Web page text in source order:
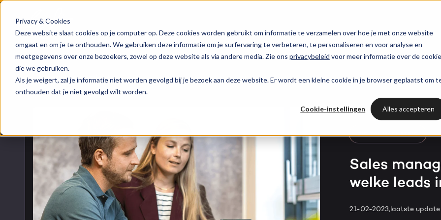
Privacy & Cookies
Deze website slaat cookies op je computer op. Deze cookies worden gebruikt om informatie te verzamelen over hoe je met onze website
omgaat en om je te onthouden. We gebruiken deze informatie om je surfervaring te verbeteren, te personaliseren en voor analyse en
meetgegevens over onze bezoekers, zowel op deze website als via andere media. Zie ons privacybeleid voor meer informatie over de
die we gebruiken.
Als je weigert, zal je informatie niet worden gevolgd bij je bezoek aan deze website. Er wordt een kleine cookie in je browser geplaatst om
onthouden dat je niet gevolgd wilt worden.
Cookie-instellingen Alles accepteren
HubSpot implementatie
HubSpot automations
HubSpot integraties
HubSpot maatwerk
Groeistrategie
Digital marketing
AI services
HubSpot websites
Modules & templates
Growth-driven design
Over ons
Team
Contact
HubSpot partner
Awards
Gratis
Blog
Events & webinars HUBSPOT NIEUWSBRIEF
Op de hoogte
HubSpot nieuws?
Schrijf je nu in!
HubSpot integraties
HubSpot trainingen
Branches
WELKOM BIJ BRIGHT
Inspiratie
LAAT JE INSPIREREN
HubSpot
Could not loads
Naar blogoverzicht
DIGITAL MARKETING
Sales
welke leads
21-02-2023,laatste